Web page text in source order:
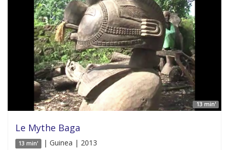
13 min'
Le Mythe Baga
13 min' | Guinea | 2013